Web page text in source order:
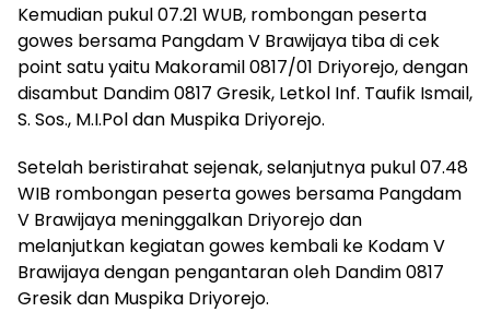
Kemudian pukul 07.21 WUB, rombongan peserta
gowes bersama Pangdam V Brawijaya tiba di cek
point satu yaitu Makoramil 0817/01 Driyorejo, dengan
disambut Dandim 0817 Gresik, Letkol Inf. Taufik Ismail,
S. Sos., M.I.Pol dan Muspika Driyorejo.
Setelah beristirahat sejenak, selanjutnya pukul 07.48
WIB rombongan peserta gowes bersama Pangdam
V Brawijaya meninggalkan Driyorejo dan
melanjutkan kegiatan gowes kembali ke Kodam V
Brawijaya dengan pengantaran oleh Dandim 0817
Gresik dan Muspika Driyorejo.